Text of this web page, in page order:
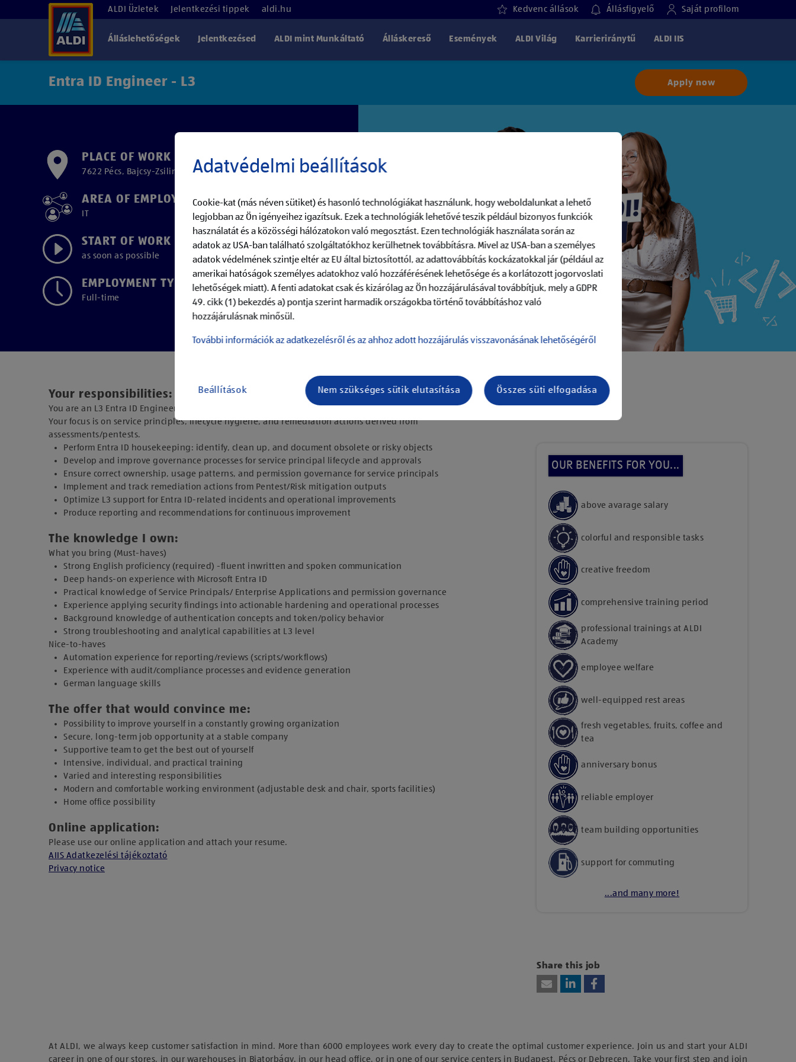
ALDI Üzletek Jelentkezési tippek aldi.hu Kedvenc állások Állásfigyelő Saját profilom
Álláslehetőségek Jelentkezésed ALDI mint Munkáltató Álláskereső Események ALDI Világ Karrieriránytű ALDI IIS
Entra ID Engineer - L3 Apply now
PLACE OF WORK
7622 Pécs, Bajcsy-Zsilinszky utca 33.
AREA OF EMPLOYMENT
IT
START OF WORK
as soon as possible
EMPLOYMENT TYPE
Full-time
Your responsibilities:
You are an L3 Entra ID Engineer responsible for sustainable operations and governance for Microsoft Entra ID.
Your focus is on service principles, lifecycle hygiene, and remediation actions derived from
assessments/pentests.
Perform Entra ID housekeeping: identify, clean up, and document obsolete or risky objects
Develop and improve governance processes for service principal lifecycle and approvals
Ensure correct ownership, usage patterns, and permission governance for service principals
Implement and track remediation actions from Pentest/Risk mitigation outputs
Optimize L3 support for Entra ID-related incidents and operational improvements
Produce reporting and recommendations for continuous improvement
The knowledge I own:
What you bring (Must-haves)
Strong English proficiency (required) -fluent inwritten and spoken communication
Deep hands-on experience with Microsoft Entra ID
Practical knowledge of Service Principals/ Enterprise Applications and permission governance
Experience applying security findings into actionable hardening and operational processes
Background knowledge of authentication concepts and token/policy behavior
Strong troubleshooting and analytical capabilities at L3 level
Nice-to-haves
Automation experience for reporting/reviews (scripts/workflows)
Experience with audit/compliance processes and evidence generation
German language skills
The offer that would convince me:
Possibility to improve yourself in a constantly growing organization
Secure, long-term job opportunity at a stable company
Supportive team to get the best out of yourself
Intensive, individual, and practical training
Varied and interesting responsibilities
Modern and comfortable working environment (adjustable desk and chair, sports facilities)
Home office possibility
Online application:
Please use our online application and attach your resume.
AIIS Adatkezelési tájékoztató
Privacy notice
add to job list
OUR BENEFITS FOR YOU...
above avarage salary
colorful and responsible tasks
creative freedom
comprehensive training period
professional trainings at ALDI
Academy
employee welfare
well-equipped rest areas
fresh vegetables, fruits, coffee and
tea
anniversary bonus
reliable employer
team building opportunities
support for commuting
...and many more!
harmadik fél szolgáltatásainak vagy
technológiájának használatához.
Share this job
At ALDI, we always keep customer satisfaction in mind. More than 6000 employees work every day to create the optimal customer experience. Join us and start your ALDI
career in one of our stores, in our warehouses in Biatorbágy, in our head office, or in one of our service centers in Budapest, Pécs or Debrecen. Take your first step and join
Adatvédelmi beállítások
Cookie-kat (más néven sütiket) és hasonló technológiákat használunk, hogy weboldalunkat a lehető
legjobban az Ön igényeihez igazítsuk. Ezek a technológiák lehetővé teszik például bizonyos funkciók
használatát és a közösségi hálózatokon való megosztást. Ezen technológiák használata során az
adatok az USA-ban található szolgáltatókhoz kerülhetnek továbbításra. Mivel az USA-ban a személyes
adatok védelmének szintje eltér az EU által biztosítottól, az adattovábbítás kockázatokkal jár (például az
amerikai hatóságok személyes adatokhoz való hozzáférésének lehetősége és a korlátozott jogorvoslati
lehetőségek miatt). A fenti adatokat csak és kizárólag az Ön hozzájárulásával továbbítjuk, mely a GDPR
49. cikk (1) bekezdés a) pontja szerint harmadik országokba történő továbbításhoz való
hozzájárulásnak minősül.
További információk az adatkezelésről és az ahhoz adott hozzájárulás visszavonásának lehetőségéről
Beállítások Nem szükséges sütik elutasítása Összes süti elfogadása